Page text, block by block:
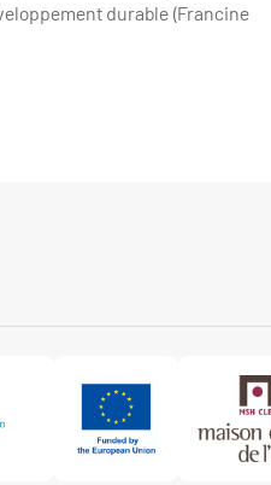
durable (Francine